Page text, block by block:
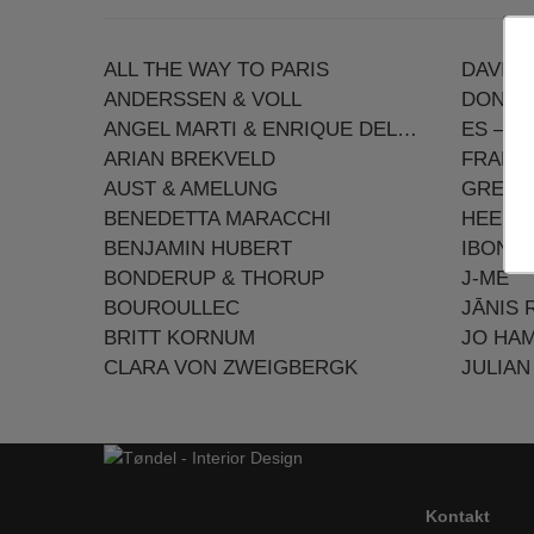
ALL THE WAY TO PARIS
ANDERSSEN & VOLL
ANGEL MARTI & ENRIQUE DELAMO
ARIAN BREKVELD
AUST & AMELUNG
BENEDETTA MARACCHI
BENJAMIN HUBERT
BONDERUP & THORUP
BOUROULLEC
BRITT KORNUM
CLARA VON ZWEIGBERGK
DAVID
DONNA
ES –
GRETA
HEE
IBON
J-ME
JĀNIS
JO
Kontakt